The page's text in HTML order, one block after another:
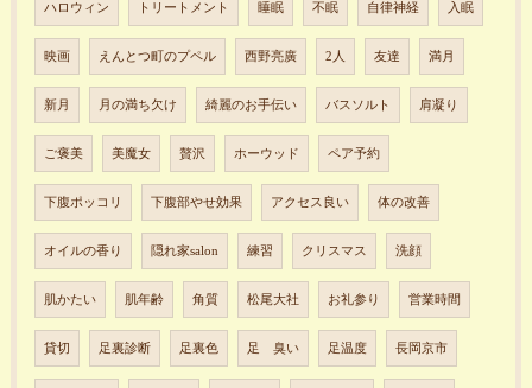
ハロウィン トリートメント 睡眠 不眠 自律神経 入眠
映画 えんとつ町のプペル 西野亮廣 2人 友達 満月
新月 月の満ち欠け 綺麗のお手伝い バスソルト 肩凝り
ご褒美 美魔女 贅沢 ホーウッド ペア予約
下腹ポッコリ 下腹部やせ効果 アクセス良い 体の改善
オイルの香り 隠れ家salon 練習 クリスマス 洗顔
肌かたい 肌年齢 角質 松尾大社 お礼参り 営業時間
貸切 足裏診断 足裏色 足 臭い 足温度 長岡京市